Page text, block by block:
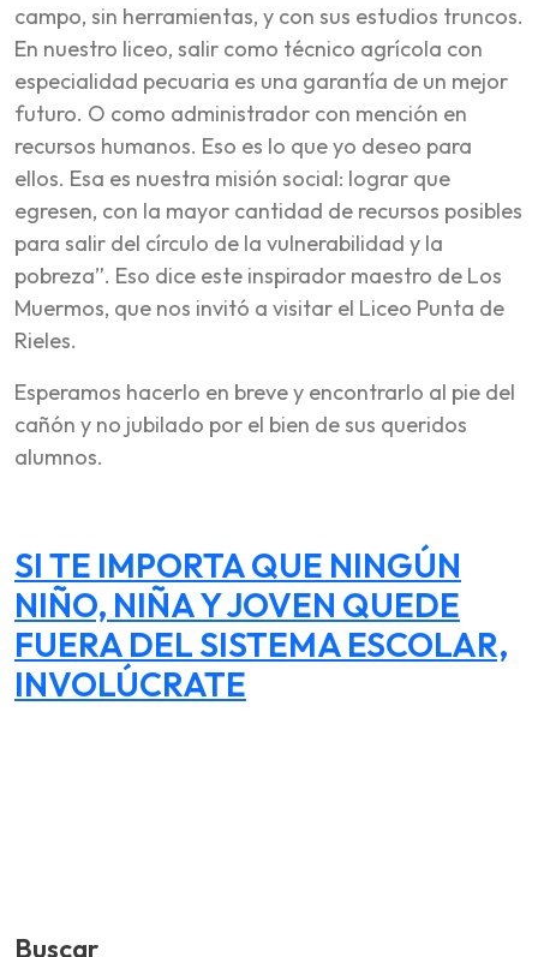
campo, sin herramientas, y con sus estudios truncos.
En nuestro liceo, salir como técnico agrícola con
especialidad pecuaria es una garantía de un mejor
futuro. O como administrador con mención en
recursos humanos. Eso es lo que yo deseo para
ellos. Esa es nuestra misión social: lograr que
egresen, con la mayor cantidad de recursos posibles
para salir del círculo de la vulnerabilidad y la
pobreza”. Eso dice este inspirador maestro de Los
Muermos, que nos invitó a visitar el Liceo Punta de
Rieles.
Esperamos hacerlo en breve y encontrarlo al pie del
cañón y no jubilado por el bien de sus queridos
alumnos.
SI TE IMPORTA QUE NINGÚN
NIÑO, NIÑA Y JOVEN QUEDE
FUERA DEL SISTEMA ESCOLAR,
INVOLÚCRATE
Buscar